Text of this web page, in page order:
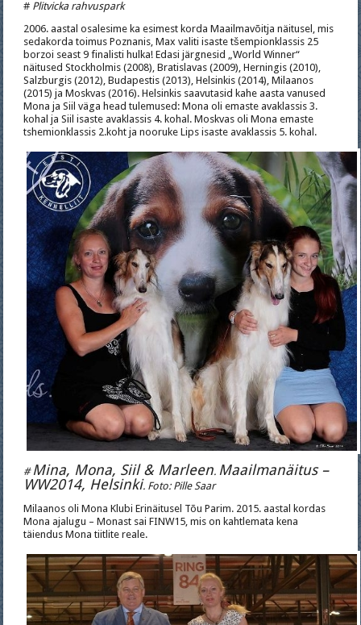
# Plitvicka rahvuspark
2006. aastal osalesime ka esimest korda Maailmavõitja näitusel, mis
sedakorda toimus Poznanis, Max valiti isaste tšempionklassis 25
borzoi seast 9 finalisti hulka! Edasi järgnesid „World Winner“
näitused Stockholmis (2008), Bratislavas (2009), Herningis (2010),
Salzburgis (2012), Budapestis (2013), Helsinkis (2014), Milaanos
(2015) ja Moskvas (2016). Helsinkis saavutasid kahe aasta vanused
Mona ja Siil väga head tulemused: Mona oli emaste avaklassis 3.
kohal ja Siil isaste avaklassis 4. kohal. Moskvas oli Mona emaste
tshemionklassis 2.koht ja nooruke Lips isaste avaklassis 5. kohal.
# Mina, Mona, Siil & Marleen. Maailmanäitus –
WW2014, Helsinki. Foto: Pille Saar
Milaanos oli Mona Klubi Erinäitusel Tõu Parim. 2015. aastal kordas
Mona ajalugu – Monast sai FINW15, mis on kahtlemata kena
täiendus Mona tiitlite reale.